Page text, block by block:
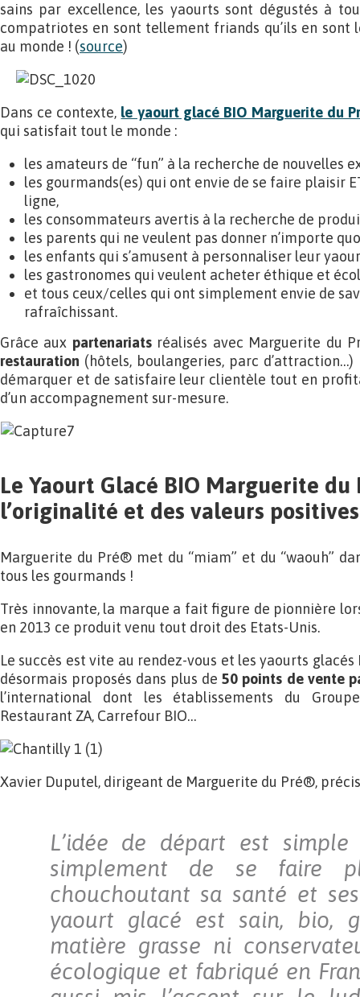
sains par excellence, les yaourts sont dégustés à
compatriotes en sont tellement friands qu’ils en sont
au monde ! (source)
Dans ce contexte, le yaourt glacé BIO Marguerite du
qui satisfait tout le monde :
les amateurs de “fun” à la recherche de nouvelles
les gourmands(es) qui ont envie de se faire plaisir
ligne,
les consommateurs avertis à la recherche de
les parents qui ne veulent pas donner n’importe
les enfants qui s’amusent à personnaliser leur
les gastronomes qui veulent acheter éthique et
et tous ceux/celles qui ont simplement envie de
rafraîchissant.
Grâce aux partenariatsréalisés avec Marguerite du
restauration (hôtels, boulangeries, parc
démarquer et de satisfaire leur clientèle tout en
d’un accompagnement sur-mesure.
Le Yaourt Glacé BIO Marguerite du
l’originalité et des valeurs positives
Marguerite du Pré® met du “miam” et du “waouh”
tous les gourmands !
Très innovante, la marque a fait figure de pionnière
en 2013 ce produit venu tout droit des Etats-Unis.
Le succès est vite au rendez-vous et les yaourts
désormais proposés dans plus de50 points de vente
l’international dont les établissements du
Restaurant ZA, Carrefour BIO…
Xavier Duputel, dirigeant de Marguerite du Pré®,
L’idée de départ est
simplement de se faire
chouchoutant sa santé et
yaourt glacé est sain, bio,
matière grasse ni
écologique et fabriqué en